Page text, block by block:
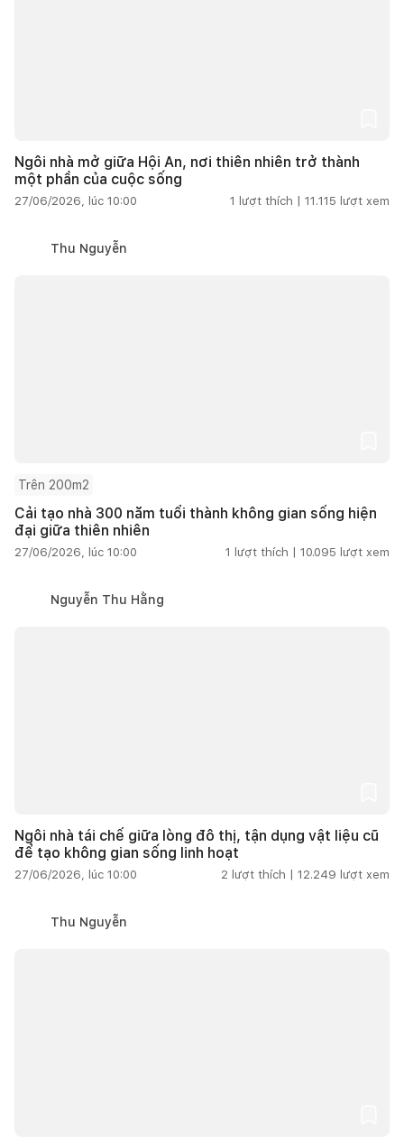
Ngôi nhà mở giữa Hội An, nơi thiên nhiên trở thành
một phần của cuộc sống
27/06/2026, lúc 10:00 1 lượt thích | 11.115 lượt xem
Thu Nguyễn
Trên 200m2
Cải tạo nhà 300 năm tuổi thành không gian sống hiện
đại giữa thiên nhiên
27/06/2026, lúc 10:00 1 lượt thích | 10.095 lượt xem
Nguyễn Thu Hằng
Ngôi nhà tái chế giữa lòng đô thị, tận dụng vật liệu cũ
để tạo không gian sống linh hoạt
27/06/2026, lúc 10:00 2 lượt thích | 12.249 lượt xem
Thu Nguyễn